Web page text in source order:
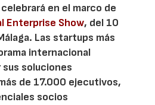
en el marco de
Enterprise Show, del 10
Las startups más
internacional
soluciones
de 17.000 ejecutivos,
socios